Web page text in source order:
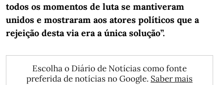
todos os momentos de luta se mantiveram
unidos e mostraram aos atores políticos que a
rejeição desta via era a única solução”.
Escolha o Diário de Notícias como fonte
preferida de notícias no Google. Saber mais